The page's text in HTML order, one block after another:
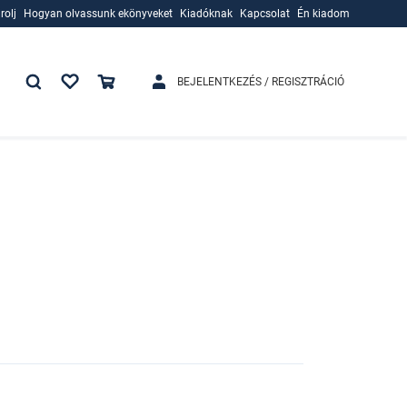
Hogyan olvassunk ekönyveket
Kiadóknak
Kapcsolat Én kiadom
BEJELENTKEZÉS / REGISZTRÁCIÓ